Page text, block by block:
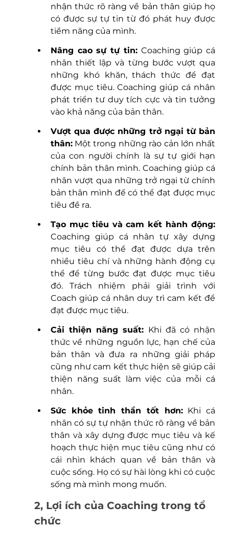
nhận thức rõ ràng về bản thân giúp họ
có được sự tự tin từ đó phát huy được
tiềm năng của mình.
Nâng cao sự tự tin: Coaching giúp cá
nhân thiết lập và từng bước vượt qua
những khó khăn, thách thức để đạt
được mục tiêu. Coaching giúp cá nhân
phát triển tư duy tích cực và tin tưởng
vào khả năng của bản thân.
Vượt qua được những trở ngại từ bản
thân: Một trong những rào cản lớn nhất
của con người chính là sự tự giới hạn
chính bản thân mình. Coaching giúp cá
nhân vượt qua những trở ngại từ chính
bản thân mình để có thể đạt được mục
tiêu đề ra.
Coaching giúp cá nhân tự xây dựng
mục tiêu có thể đạt được dựa trên
nhiều tiêu chí và những hành động cụ
thể để từng bước đạt được mục tiêu
đó. Trách nhiệm phải giải trình với
Coach giúp cá nhân duy trì cam kết để
đạt được mục tiêu.
Cải thiện năng suất: Khi đã có nhận
thức về những nguồn lực, hạn chế của
bản thân và đưa ra những giải pháp
cũng như cam kết thực hiện sẽ giúp cải
thiện năng suất làm việc của mỗi cá
nhân.
Sức khỏe tinh thần tốt hơn: Khi cá
nhân có sự tự nhận thức rõ ràng về bản
thân và xây dựng được mục tiêu và kế
hoạch thực hiện mục tiêu cũng như có
cái nhìn khách quan về bản thân và
cuộc sống. Họ có sự hài lòng khi có cuộc
sống mà mình mong muốn.
2, Lợi ích của Coaching trong tổ
chức